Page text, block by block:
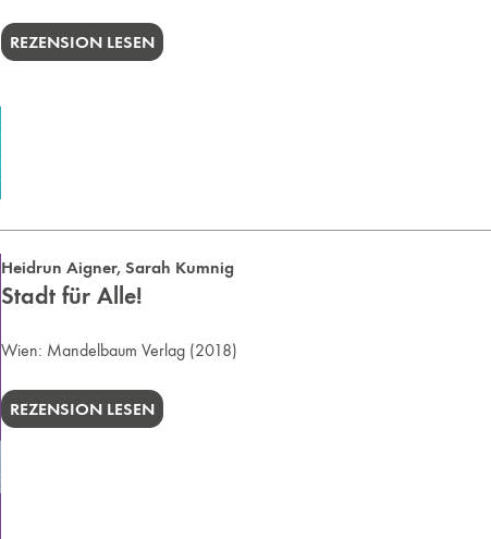
REZENSION LESEN
Heidrun Aigner, Sarah Kumnig
Stadt für Alle!
Wien: Mandelbaum Verlag (2018)
REZENSION LESEN